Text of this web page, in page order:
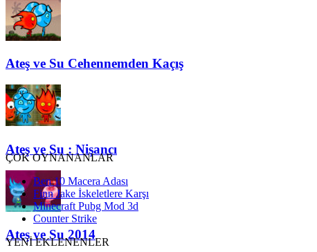
Ateş ve Su Cehennemden Kaçış
Ateş ve Su : Nişancı
Ateş ve Su 2014
ÇOK OYNANANLAR
Ben 10 Macera Adası
Finn Jake İskeletlere Karşı
Minecraft Pubg Mod 3d
Counter Strike
YENİ EKLENENLER